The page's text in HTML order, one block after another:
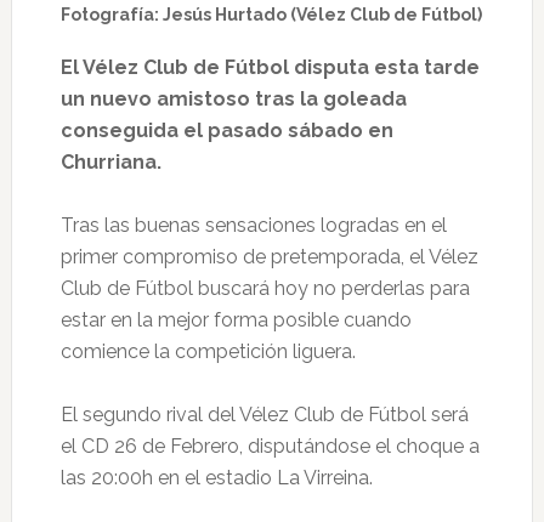
Fotografía: Jesús Hurtado (Vélez Club de Fútbol)
El Vélez Club de Fútbol disputa esta tarde
un nuevo amistoso tras la goleada
conseguida el pasado sábado en
Churriana.
Tras las buenas sensaciones logradas en el
primer compromiso de pretemporada, el Vélez
Club de Fútbol buscará hoy no perderlas para
estar en la mejor forma posible cuando
comience la competición liguera.
El segundo rival del Vélez Club de Fútbol será
el CD 26 de Febrero, disputándose el choque a
las 20:00h en el estadio La Virreina.